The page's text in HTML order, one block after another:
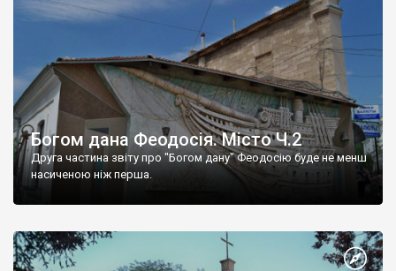
Богом дана Феодосія. Місто Ч.2
Друга частина звіту про "Богом дану" Феодосію буде не менш
насиченою ніж перша.